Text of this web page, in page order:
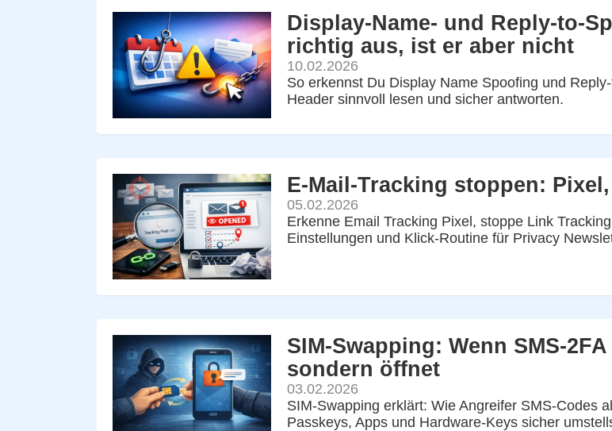
Display-Name- und Reply-to-
richtig aus, ist er aber nicht
10.02.2026
So erkennst Du Display Name Spoofing und
Header sinnvoll lesen und sicher antworten.
E-Mail-Tracking stoppen:
05.02.2026
Erkenne Email Tracking Pixel, stoppe Link
Einstellungen und Klick-Routine für Privacy
SIM-Swapping: Wenn SMS-
sondern öffnet
03.02.2026
SIM-Swapping erklärt: Wie Angreifer SMS-Codes
Passkeys, Apps und Hardware-Keys sicher